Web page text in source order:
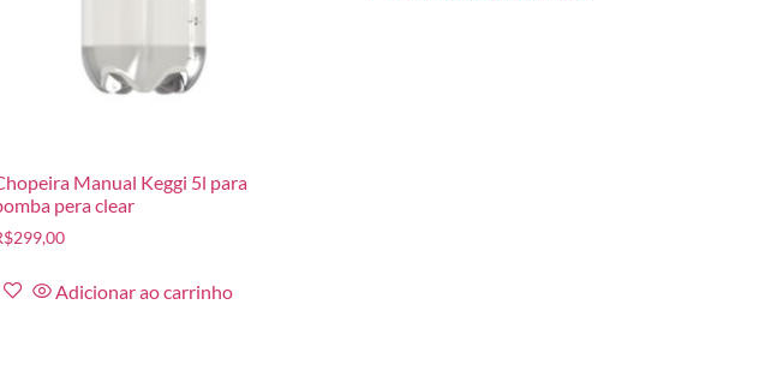
Manual Keggi 5l para
pera clear
299,00
Adicionar ao carrinho